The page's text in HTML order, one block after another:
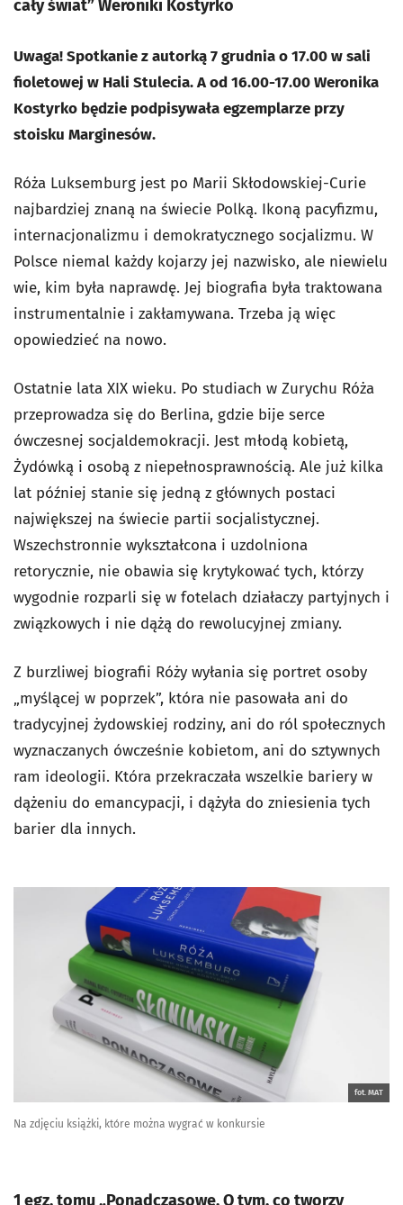
cały świat” Weroniki Kostyrko
Uwaga! Spotkanie z autorką 7 grudnia o 17.00 w sali
fioletowej w Hali Stulecia. A od 16.00-17.00 Weronika
Kostyrko będzie podpisywała egzemplarze przy
stoisku Marginesów.
Róża Luksemburg jest po Marii Skłodowskiej-Curie
najbardziej znaną na świecie Polką. Ikoną pacyfizmu,
internacjonalizmu i demokratycznego socjalizmu. W
Polsce niemal każdy kojarzy jej nazwisko, ale niewielu
wie, kim była naprawdę. Jej biografia była traktowana
instrumentalnie i zakłamywana. Trzeba ją więc
opowiedzieć na nowo.
Ostatnie lata XIX wieku. Po studiach w Zurychu Róża
przeprowadza się do Berlina, gdzie bije serce
ówczesnej socjaldemokracji. Jest młodą kobietą,
Żydówką i osobą z niepełnosprawnością. Ale już kilka
lat później stanie się jedną z głównych postaci
największej na świecie partii socjalistycznej.
Wszechstronnie wykształcona i uzdolniona
retorycznie, nie obawia się krytykować tych, którzy
wygodnie rozparli się w fotelach działaczy partyjnych i
związkowych i nie dążą do rewolucyjnej zmiany.
Z burzliwej biografii Róży wyłania się portret osoby
„myślącej w poprzek”, która nie pasowała ani do
tradycyjnej żydowskiej rodziny, ani do ról społecznych
wyznaczanych ówcześnie kobietom, ani do sztywnych
ram ideologii. Która przekraczała wszelkie bariery w
dążeniu do emancypacji, i dążyła do zniesienia tych
barier dla innych.
fot. MAT
Na zdjęciu książki, które można wygrać w konkursie
1 egz. tomu „Ponadczasowe. O tym, co tworzy